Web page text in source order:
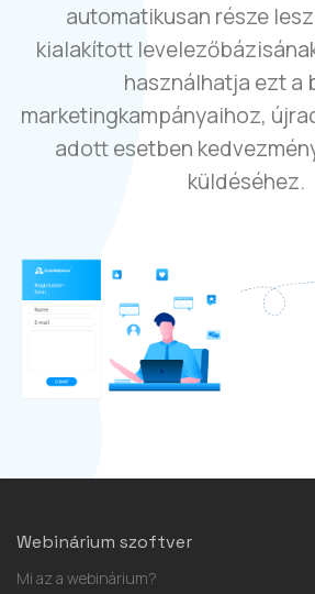
automatikusan része
kialakított
használhatja ezt a
marketingkampányaihoz,
adott esetben
küldéséhez.
Webinárium szoftver
Mi az a webinárium?